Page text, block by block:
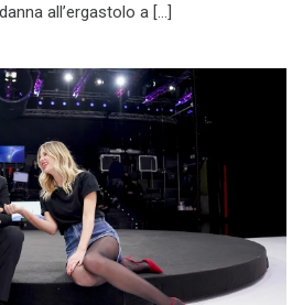
all’ergastolo a […]